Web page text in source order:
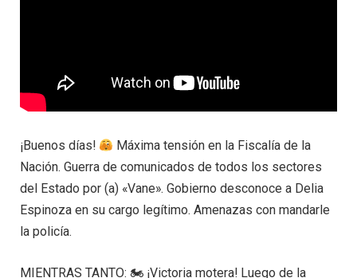
¡Buenos días!
Máxima tensión en la Fiscalía de la
Nación. Guerra de comunicados de todos los sectores
del Estado por (a) «Vane». Gobierno desconoce a Delia
Espinoza en su cargo legítimo. Amenazas con mandarle
la policía.
MIENTRAS TANTO: 🏍 ¡Victoria motera! Luego de la